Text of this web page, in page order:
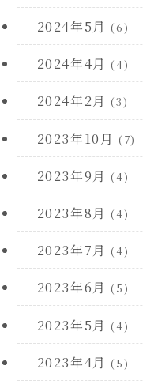
2024年5月 (6)
2024年4月 (4)
2024年2月 (3)
2023年10月 (7)
2023年9月 (4)
2023年8月 (4)
2023年7月 (4)
2023年6月 (5)
2023年5月 (4)
2023年4月 (5)